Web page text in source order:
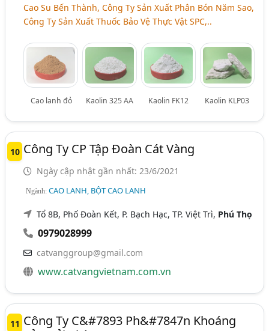
Cao Su Bến Thành, Công Ty Sản Xuất Phân Bón Năm Sao,
Công Ty Sản Xuất Thuốc Bảo Vệ Thực Vật SPC,..
Cao lanh đỏ Kaolin 325 AA Kaolin FK12 Kaolin KLP03
10 Công Ty CP Tập Đoàn Cát Vàng
Ngày cập nhật gần nhất: 23/6/2021
Ngành:CAO LANH, BỘT CAO LANH
Tổ 8B, Phố Đoàn Kết, P. Bạch Hạc, TP. Việt Trì, Phú Thọ
0979028999
catvanggroup@gmail.com
www.catvangvietnam.com.vn
11 Công Ty C&#7893 Ph&#7847n Khoáng